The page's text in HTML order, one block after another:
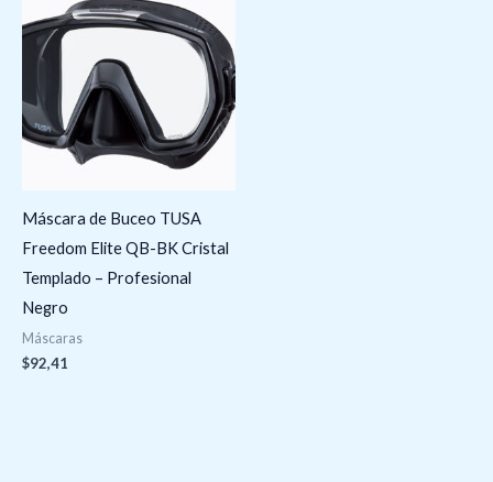
Máscara de Buceo TUSA
Freedom Elite QB-BK Cristal
Templado – Profesional
Negro
Máscaras
$92,41